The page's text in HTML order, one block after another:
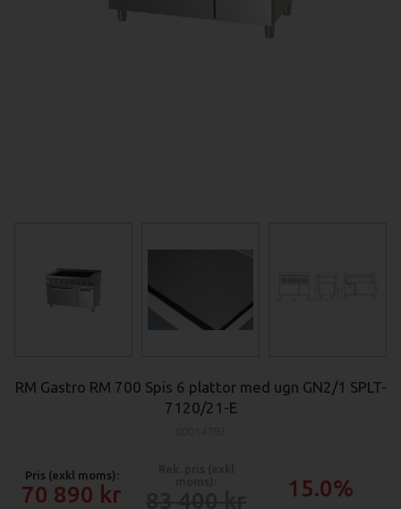
RM Gastro RM 700 Spis 6 plattor med ugn GN2/1 SPLT-
7120/21-E
Pris (exkl moms):
70 890 15.0%